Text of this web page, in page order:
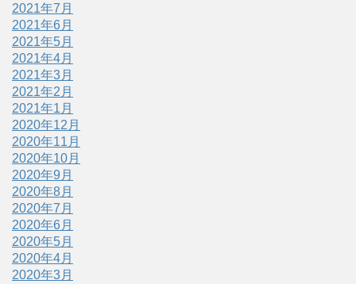
2021年7月
2021年6月
2021年5月
2021年4月
2021年3月
2021年2月
2021年1月
2020年12月
2020年11月
2020年10月
2020年9月
2020年8月
2020年7月
2020年6月
2020年5月
2020年4月
2020年3月